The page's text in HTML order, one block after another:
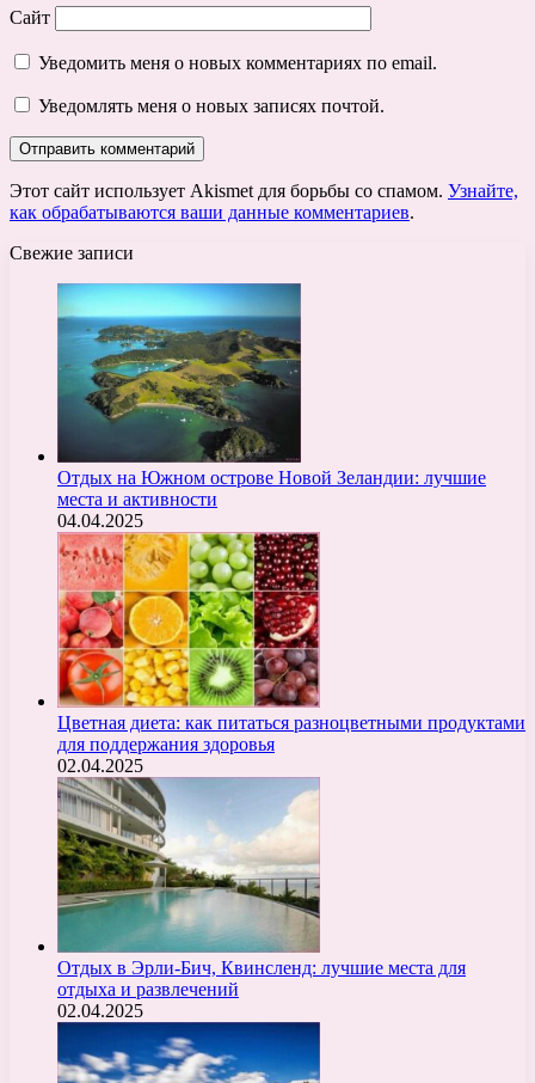
Сайт
Уведомить меня о новых комментариях по email.
Уведомлять меня о новых записях почтой.
Этот сайт использует Akismet для борьбы со спамом. Узнайте,
как обрабатываются ваши данные комментариев.
Свежие записи
Отдых на Южном острове Новой Зеландии: лучшие
места и активности
04.04.2025
Цветная диета: как питаться разноцветными продуктами
для поддержания здоровья
02.04.2025
Отдых в Эрли-Бич, Квинсленд: лучшие места для
отдыха и развлечений
02.04.2025